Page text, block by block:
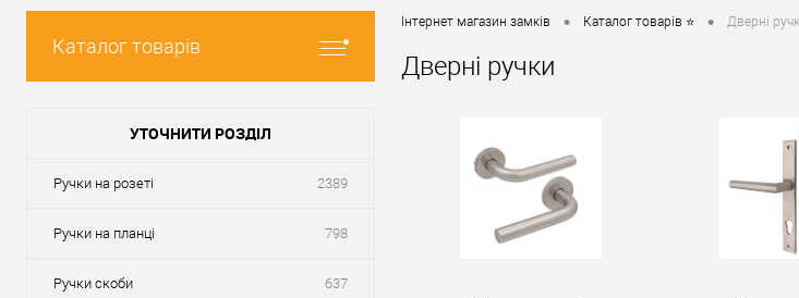
Каталог товарів
УТОЧНИТИ РОЗДІЛ
Ручки на розеті 2389
Ручки на планці 798
Ручки скоби 637
Інтернет магазин замків • Каталог товарів ⭐ • Дверні
Дверні ручки